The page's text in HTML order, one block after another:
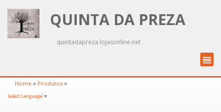
QUINTA DA PREZA
quintadapreza.lojasonline.net
Home » Produtos »
Select Language ▼